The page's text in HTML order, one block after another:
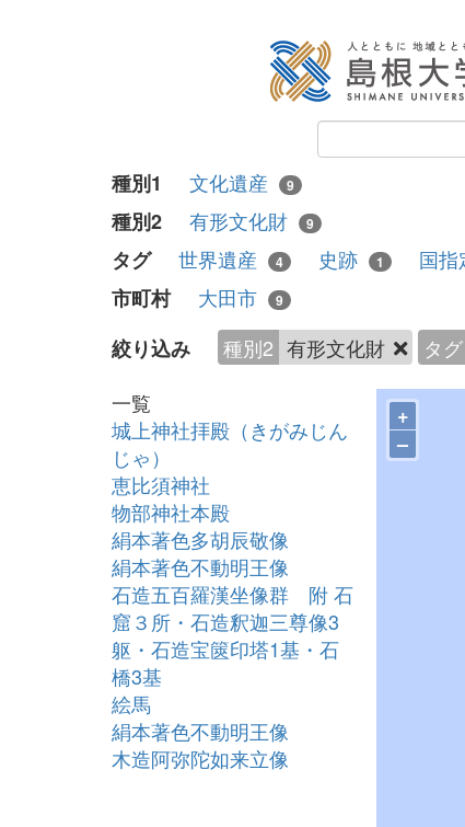
種別1 文化遺産 9
種別2 有形文化財 9
タグ 世界遺産 4 史跡 1 国指
市町村 大田市 9
絞り込み 種別2 有形文化財 タグ
一覧
城上神社拝殿（きがみじん
じゃ）
恵比須神社
物部神社本殿
絹本著色多胡辰敬像
絹本著色不動明王像
石造五百羅漢坐像群 附 石
窟３所・石造釈迦三尊像3
躯・石造宝篋印塔1基・石
橋3基
絵馬
絹本著色不動明王像
木造阿弥陀如来立像
+
–